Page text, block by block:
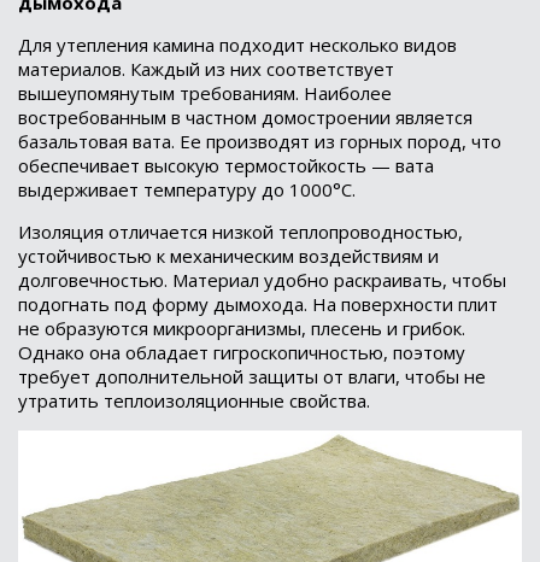
Для утепления камина подходит несколько видов
материалов. Каждый из них соответствует
вышеупомянутым требованиям. Наиболее
востребованным в частном домостроении является
базальтовая вата. Ее производят из горных пород, что
обеспечивает высокую термостойкость — вата
выдерживает температуру до 1000°C.
Изоляция отличается низкой теплопроводностью,
устойчивостью к механическим воздействиям и
долговечностью. Материал удобно раскраивать, чтобы
подогнать под форму дымохода. На поверхности плит
не образуются микроорганизмы, плесень и грибок.
Однако она обладает гигроскопичностью, поэтому
требует дополнительной защиты от влаги, чтобы не
утратить теплоизоляционные свойства.